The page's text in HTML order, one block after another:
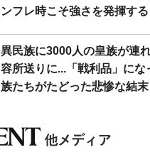
ンフレ時こそ強さを発揮する
異民族に3000人の皇族が連
容所送りに...「戦利品」にな
族たちがたどった悲惨な結末